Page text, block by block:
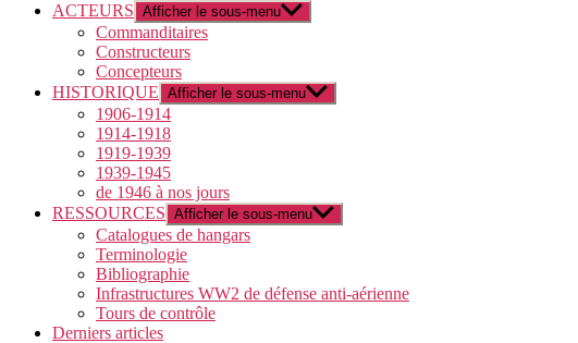
ACTEURS Afficher le sous-menu
Commanditaires
Constructeurs
Concepteurs
HISTORIQUE Afficher le sous-menu
1906-1914
1914-1918
1919-1939
1939-1945
de 1946 à nos jours
RESSOURCES Afficher le sous-menu
Catalogues de hangars
Terminologie
Bibliographie
Infrastructures WW2 de défense anti-aérienne
Tours de contrôle
Derniers articles